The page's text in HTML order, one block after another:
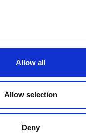
Allow all
Allow selection
Deny
della cultura tibetana